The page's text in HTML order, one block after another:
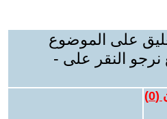
على الموضوع
نرجو النقر على -
(
0
)